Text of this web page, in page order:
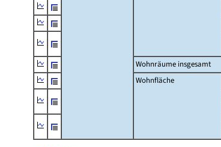
Wohnräume insgesamt
Wohnfläche